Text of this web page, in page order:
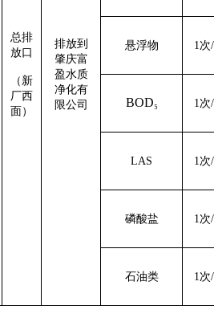
总排
放口
（新
厂西
面）
排放到
肇庆富
盈水质
净化有
限公司
悬浮物 1 次/
BOD₅ 1 次/
LAS 1 次/
磷酸盐 1 次/
石油类 1 次/